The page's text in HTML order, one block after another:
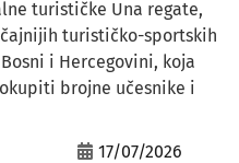
turističke Una regate,
turističko-sportskih
i Hercegovini, koja
brojne učesnike i
17/07/2026